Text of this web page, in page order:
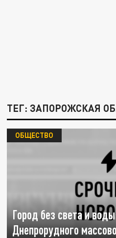
ТЕГ: ЗАПОРОЖСКАЯ
Город без света и
Днепрорудного
ОБЩЕСТВО